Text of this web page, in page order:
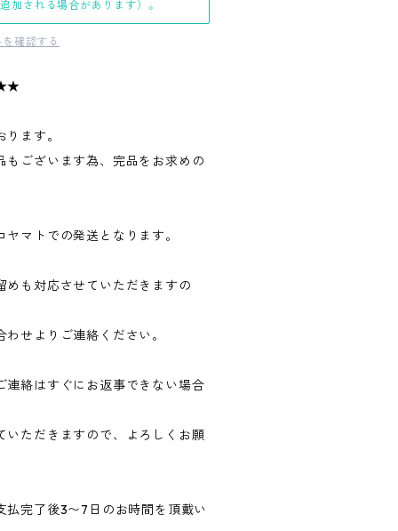
加される場合があります）。
確認する
ます。
ございます為、完品をお求めの
マトでの発送となります。
めも対応させていただきますの
せよりご連絡ください。
連絡はすぐにお返事できない場合
いただきますので、よろしくお願
払完了後3〜7日のお時間を頂戴い